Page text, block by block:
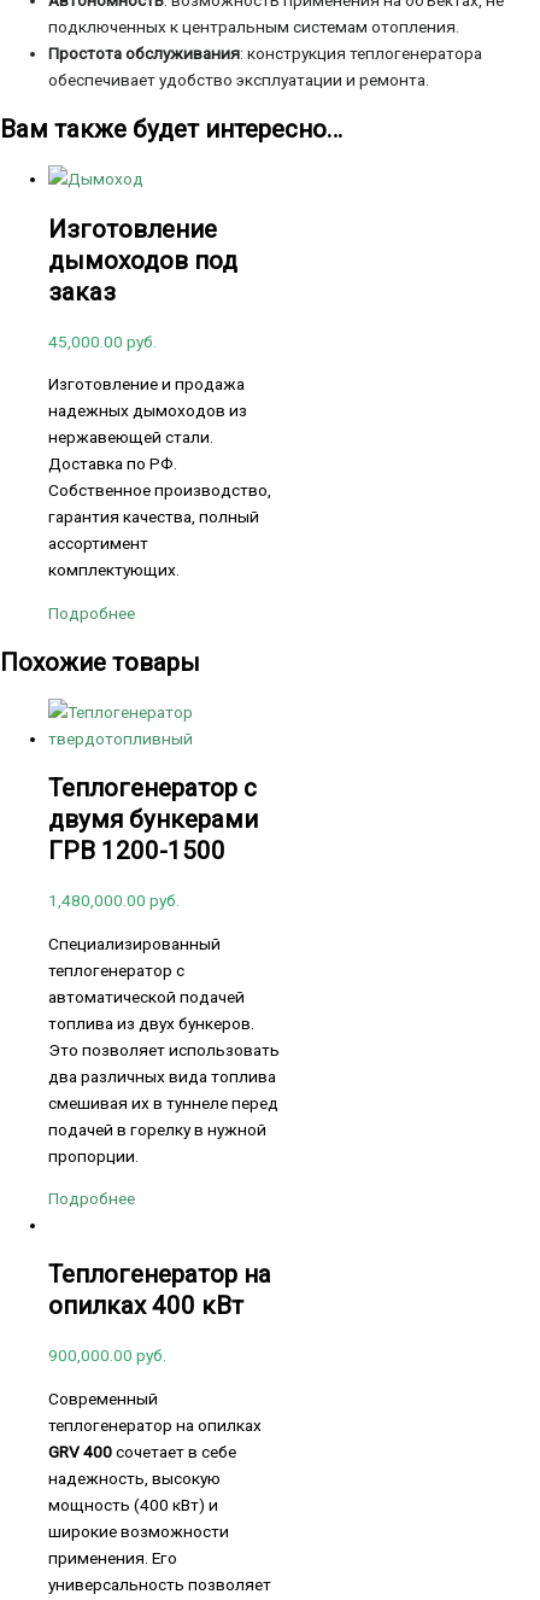
подключенных к центральным системам отопления.
Простота обслуживания: конструкция теплогенератора
обеспечивает удобство эксплуатации и ремонта.
Вам также будет интересно…
Изготовление
дымоходов под
заказ
45,000.00 руб.
Изготовление и продажа
надежных дымоходов из
нержавеющей стали.
Доставка по РФ.
Собственное производство,
гарантия качества, полный
ассортимент
комплектующих.
Подробнее
Похожие товары
Теплогенератор с
двумя бункерами
ГРВ 1200-1500
1,480,000.00 руб.
Специализированный
теплогенератор с
автоматической подачей
топлива из двух бункеров.
Это позволяет использовать
два различных вида топлива
смешивая их в туннеле перед
подачей в горелку в нужной
пропорции.
Подробнее
Теплогенератор на
опилках 400 кВт
900,000.00 руб.
Современный
теплогенератор на опилках
GRV 400сочетает в себе
надежность, высокую
мощность (400 кВт) и
широкие возможности
применения. Его
универсальность позволяет